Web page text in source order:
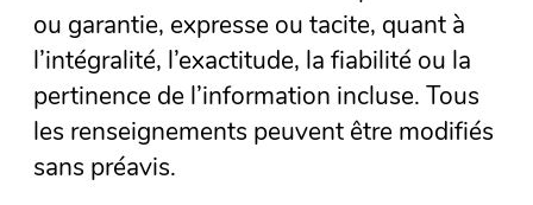
ou garantie, expresse ou tacite, quant à
l’intégralité, l’exactitude, la fiabilité ou la
pertinence de l’information incluse. Tous
les renseignements peuvent être modifiés
sans préavis.